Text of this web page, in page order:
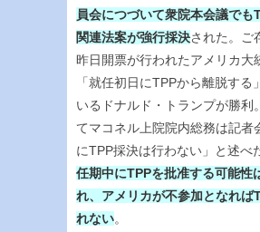
員会につづいて衆院本会議でも
関連法案が強行採決された。ご
昨日開票が行われたアメリカ大
「就任初日にTPPから離脱する
いるドナルド・トランプが勝利
てマコネル上院院内総務は記者
にTPP採決は行わない」と述べ
任期中にTPPを批准する可能性
れ、アメリカが不参加となれば
れない。